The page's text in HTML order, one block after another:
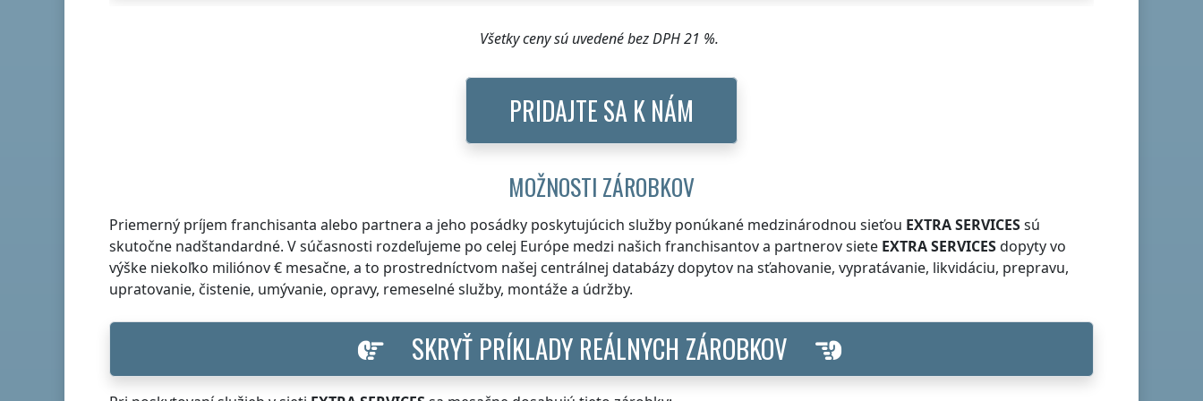
Všetky ceny sú uvedené bez DPH 21 %.
PRIDAJTE SA K NÁM
MOŽNOSTI ZÁROBKOV
Priemerný príjem franchisanta alebo partnera a jeho posádky poskytujúcich služby ponúkané medzinárodnou sieťou EXTRA SERVICESsú
skutočne nadštandardné. V súčasnosti rozdeľujeme po celej Európe medzi našich franchisantov a partnerov siete EXTRA SERVICESdopyty vo
výške niekoľko miliónov € mesačne, a to prostredníctvom našej centrálnej databázy dopytov na sťahovanie, vypratávanie, likvidáciu, prepravu,
upratovanie, čistenie, umývanie, opravy, remeselné služby, montáže a údržby.
SKRYŤ PRÍKLADY REÁLNYCH ZÁROBKOV